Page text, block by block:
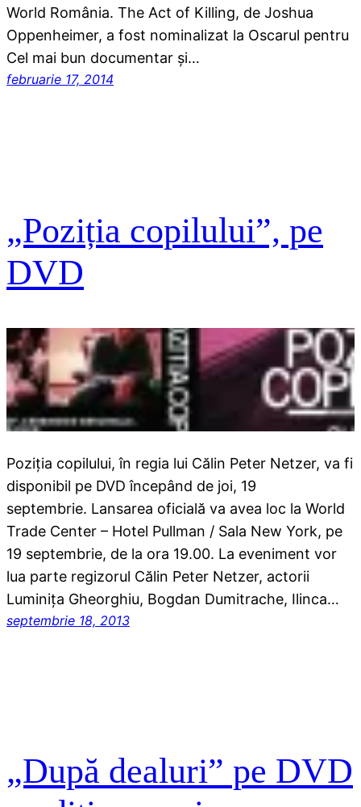
World România. The Act of Killing, de Joshua
Oppenheimer, a fost nominalizat la Oscarul pentru
Cel mai bun documentar și…
februarie 17, 2014
„Poziția copilului”, pe
DVD
Poziția copilului, în regia lui Călin Peter Netzer, va fi
disponibil pe DVD începând de joi, 19
septembrie. Lansarea oficială va avea loc la World
Trade Center – Hotel Pullman / Sala New York, pe
19 septembrie, de la ora 19.00. La eveniment vor
lua parte regizorul Călin Peter Netzer, actorii
Luminița Gheorghiu, Bogdan Dumitrache, Ilinca…
septembrie 18, 2013
„După dealuri” pe DVD